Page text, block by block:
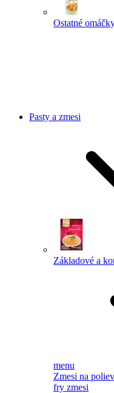
Ostatné
Pasty a zmesi
Základové a
menu
Zmesi na
fry zmesi